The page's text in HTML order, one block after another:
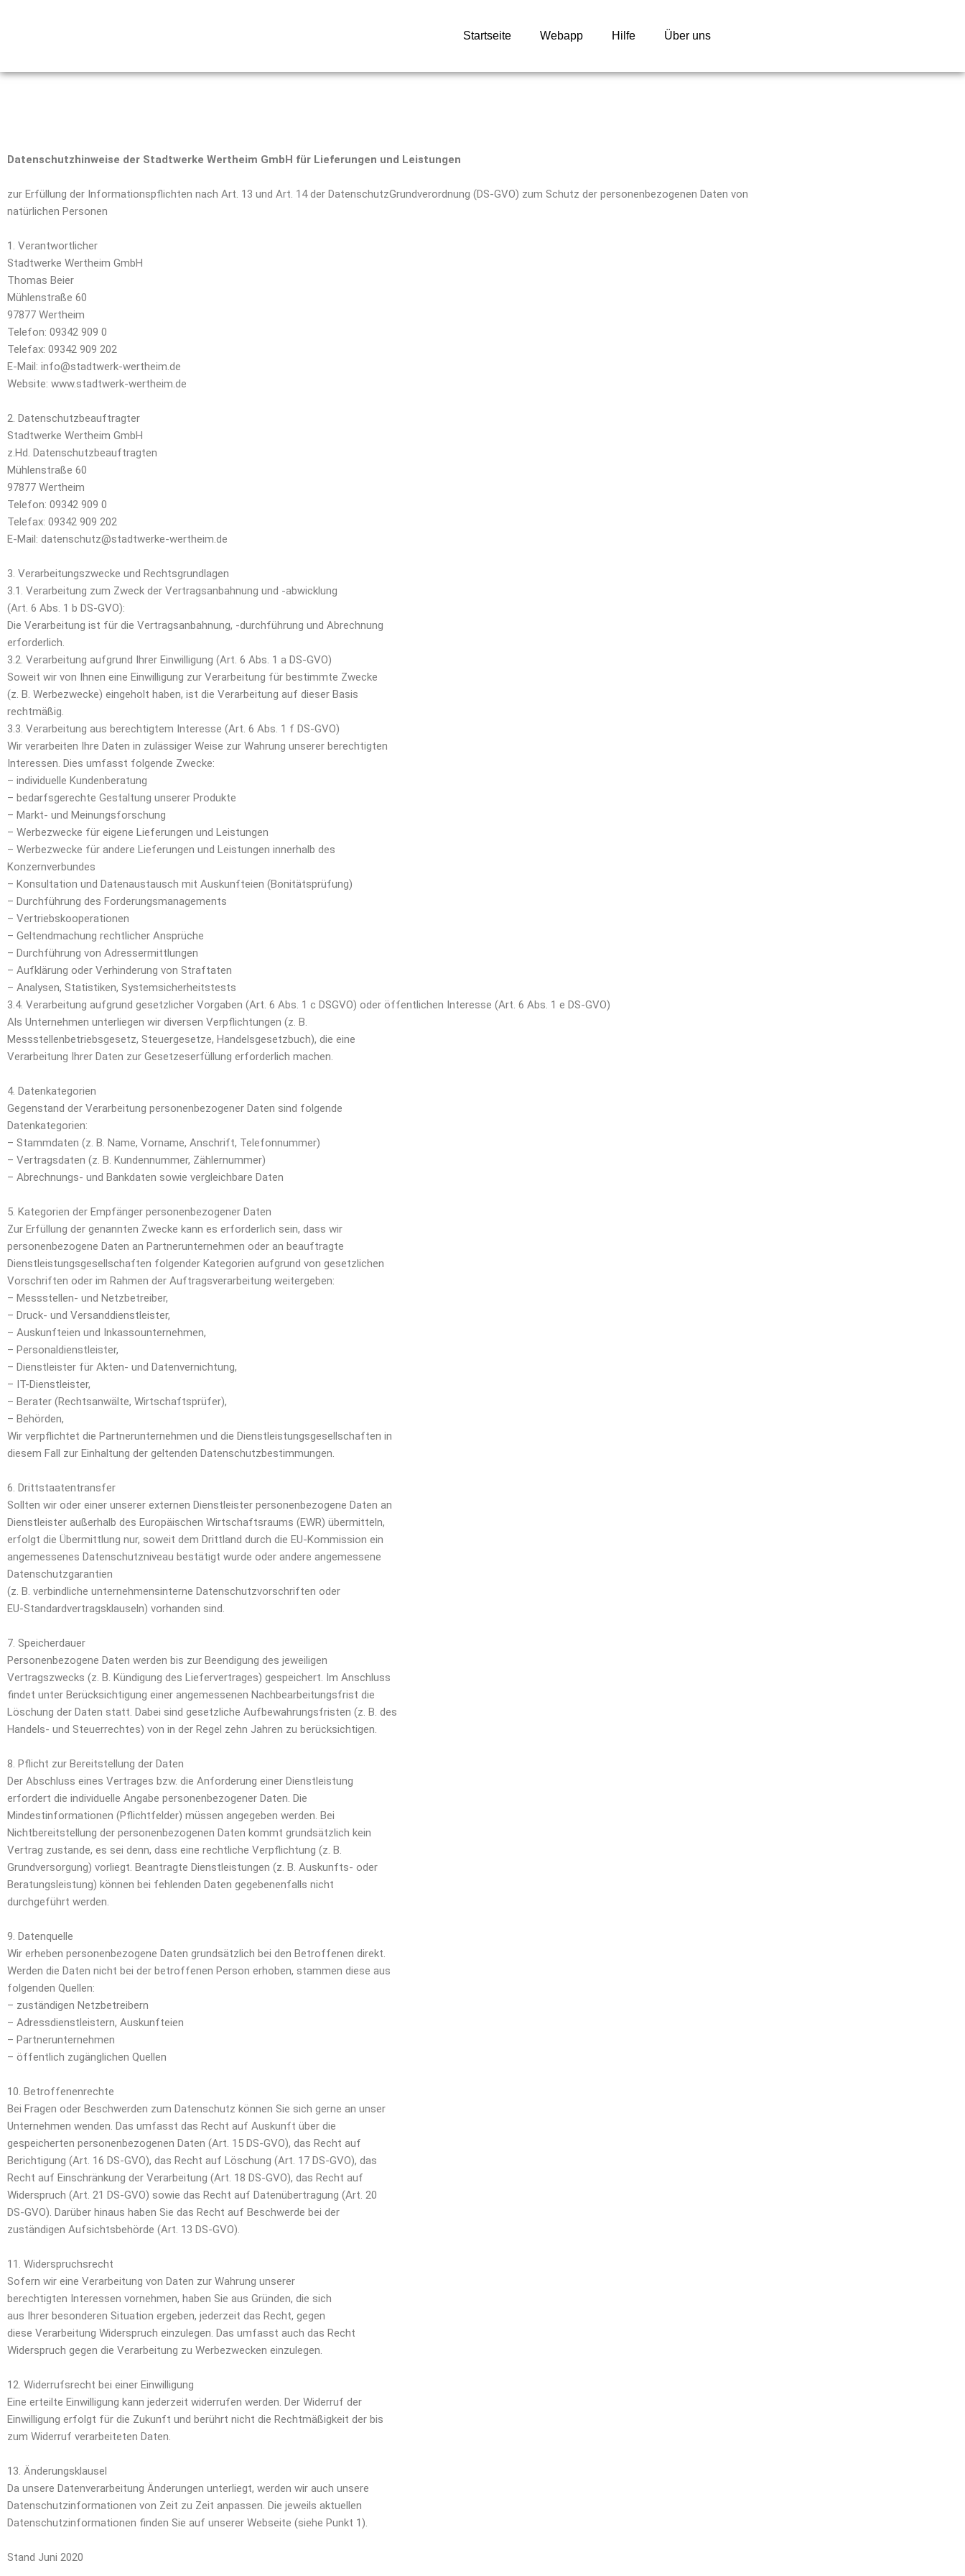
Startseite Webapp Hilfe Über uns
Datenschutzhinweise der Stadtwerke Wertheim GmbH für Lieferungen und Leistungen
zur Erfüllung der Informationspflichten nach Art. 13 und Art. 14 der DatenschutzGrundverordnung (DS-GVO) zum Schutz der personenbezogenen Daten von
natürlichen Personen
1. Verantwortlicher
Stadtwerke Wertheim GmbH
Thomas Beier
Mühlenstraße 60
97877 Wertheim
Telefon: 09342 909 0
Telefax: 09342 909 202
E-Mail: info@stadtwerk-wertheim.de
Website: www.stadtwerk-wertheim.de
2. Datenschutzbeauftragter
Stadtwerke Wertheim GmbH
z.Hd. Datenschutzbeauftragten
Mühlenstraße 60
97877 Wertheim
Telefon: 09342 909 0
Telefax: 09342 909 202
E-Mail: datenschutz@stadtwerke-wertheim.de
3. Verarbeitungszwecke und Rechtsgrundlagen
3.1. Verarbeitung zum Zweck der Vertragsanbahnung und -abwicklung
(Art. 6 Abs. 1 b DS-GVO):
Die Verarbeitung ist für die Vertragsanbahnung, -durchführung und Abrechnung
erforderlich.
3.2. Verarbeitung aufgrund Ihrer Einwilligung (Art. 6 Abs. 1 a DS-GVO)
Soweit wir von Ihnen eine Einwilligung zur Verarbeitung für bestimmte Zwecke
(z. B. Werbezwecke) eingeholt haben, ist die Verarbeitung auf dieser Basis
rechtmäßig.
3.3. Verarbeitung aus berechtigtem Interesse (Art. 6 Abs. 1 f DS-GVO)
Wir verarbeiten Ihre Daten in zulässiger Weise zur Wahrung unserer berechtigten
Interessen. Dies umfasst folgende Zwecke:
– individuelle Kundenberatung
– bedarfsgerechte Gestaltung unserer Produkte
– Markt- und Meinungsforschung
– Werbezwecke für eigene Lieferungen und Leistungen
– Werbezwecke für andere Lieferungen und Leistungen innerhalb des
Konzernverbundes
– Konsultation und Datenaustausch mit Auskunfteien (Bonitätsprüfung)
– Durchführung des Forderungsmanagements
– Vertriebskooperationen
– Geltendmachung rechtlicher Ansprüche
– Durchführung von Adressermittlungen
– Aufklärung oder Verhinderung von Straftaten
– Analysen, Statistiken, Systemsicherheitstests
3.4. Verarbeitung aufgrund gesetzlicher Vorgaben (Art. 6 Abs. 1 c DSGVO) oder öffentlichen Interesse (Art. 6 Abs. 1 e DS-GVO)
Als Unternehmen unterliegen wir diversen Verpflichtungen (z. B.
Messstellenbetriebsgesetz, Steuergesetze, Handelsgesetzbuch), die eine
Verarbeitung Ihrer Daten zur Gesetzeserfüllung erforderlich machen.
4. Datenkategorien
Gegenstand der Verarbeitung personenbezogener Daten sind folgende
Datenkategorien:
– Stammdaten (z. B. Name, Vorname, Anschrift, Telefonnummer)
– Vertragsdaten (z. B. Kundennummer, Zählernummer)
– Abrechnungs- und Bankdaten sowie vergleichbare Daten
5. Kategorien der Empfänger personenbezogener Daten
Zur Erfüllung der genannten Zwecke kann es erforderlich sein, dass wir
personenbezogene Daten an Partnerunternehmen oder an beauftragte
Dienstleistungsgesellschaften folgender Kategorien aufgrund von gesetzlichen
Vorschriften oder im Rahmen der Auftragsverarbeitung weitergeben:
– Messstellen- und Netzbetreiber,
– Druck- und Versanddienstleister,
– Auskunfteien und Inkassounternehmen,
– Personaldienstleister,
– Dienstleister für Akten- und Datenvernichtung,
– IT-Dienstleister,
– Berater (Rechtsanwälte, Wirtschaftsprüfer),
– Behörden,
Wir verpflichtet die Partnerunternehmen und die Dienstleistungsgesellschaften in
diesem Fall zur Einhaltung der geltenden Datenschutzbestimmungen.
6. Drittstaatentransfer
Sollten wir oder einer unserer externen Dienstleister personenbezogene Daten an
Dienstleister außerhalb des Europäischen Wirtschaftsraums (EWR) übermitteln,
erfolgt die Übermittlung nur, soweit dem Drittland durch die EU-Kommission ein
angemessenes Datenschutzniveau bestätigt wurde oder andere angemessene
Datenschutzgarantien
(z. B. verbindliche unternehmensinterne Datenschutzvorschriften oder
EU-Standardvertragsklauseln) vorhanden sind.
7. Speicherdauer
Personenbezogene Daten werden bis zur Beendigung des jeweiligen
Vertragszwecks (z. B. Kündigung des Liefervertrages) gespeichert. Im Anschluss
findet unter Berücksichtigung einer angemessenen Nachbearbeitungsfrist die
Löschung der Daten statt. Dabei sind gesetzliche Aufbewahrungsfristen (z. B. des
Handels- und Steuerrechtes) von in der Regel zehn Jahren zu berücksichtigen.
8. Pflicht zur Bereitstellung der Daten
Der Abschluss eines Vertrages bzw. die Anforderung einer Dienstleistung
erfordert die individuelle Angabe personenbezogener Daten. Die
Mindestinformationen (Pflichtfelder) müssen angegeben werden. Bei
Nichtbereitstellung der personenbezogenen Daten kommt grundsätzlich kein
Vertrag zustande, es sei denn, dass eine rechtliche Verpflichtung (z. B.
Grundversorgung) vorliegt. Beantragte Dienstleistungen (z. B. Auskunfts- oder
Beratungsleistung) können bei fehlenden Daten gegebenenfalls nicht
durchgeführt werden.
9. Datenquelle
Wir erheben personenbezogene Daten grundsätzlich bei den Betroffenen direkt.
Werden die Daten nicht bei der betroffenen Person erhoben, stammen diese aus
folgenden Quellen:
– zuständigen Netzbetreibern
– Adressdienstleistern, Auskunfteien
– Partnerunternehmen
– öffentlich zugänglichen Quellen
10. Betroffenenrechte
Bei Fragen oder Beschwerden zum Datenschutz können Sie sich gerne an unser
Unternehmen wenden. Das umfasst das Recht auf Auskunft über die
gespeicherten personenbezogenen Daten (Art. 15 DS-GVO), das Recht auf
Berichtigung (Art. 16 DS-GVO), das Recht auf Löschung (Art. 17 DS-GVO), das
Recht auf Einschränkung der Verarbeitung (Art. 18 DS-GVO), das Recht auf
Widerspruch (Art. 21 DS-GVO) sowie das Recht auf Datenübertragung (Art. 20
DS-GVO). Darüber hinaus haben Sie das Recht auf Beschwerde bei der
zuständigen Aufsichtsbehörde (Art. 13 DS-GVO).
11. Widerspruchsrecht
Sofern wir eine Verarbeitung von Daten zur Wahrung unserer
berechtigten Interessen vornehmen, haben Sie aus Gründen, die sich
aus Ihrer besonderen Situation ergeben, jederzeit das Recht, gegen
diese Verarbeitung Widerspruch einzulegen. Das umfasst auch das Recht
Widerspruch gegen die Verarbeitung zu Werbezwecken einzulegen.
12. Widerrufsrecht bei einer Einwilligung
Eine erteilte Einwilligung kann jederzeit widerrufen werden. Der Widerruf der
Einwilligung erfolgt für die Zukunft und berührt nicht die Rechtmäßigkeit der bis
zum Widerruf verarbeiteten Daten.
13. Änderungsklausel
Da unsere Datenverarbeitung Änderungen unterliegt, werden wir auch unsere
Datenschutzinformationen von Zeit zu Zeit anpassen. Die jeweils aktuellen
Datenschutzinformationen finden Sie auf unserer Webseite (siehe Punkt 1).
Stand Juni 2020